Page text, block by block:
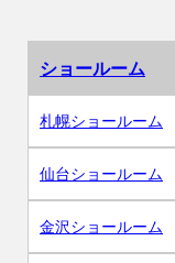
ショールーム
札幌ショールーム
仙台ショールーム
金沢ショールーム